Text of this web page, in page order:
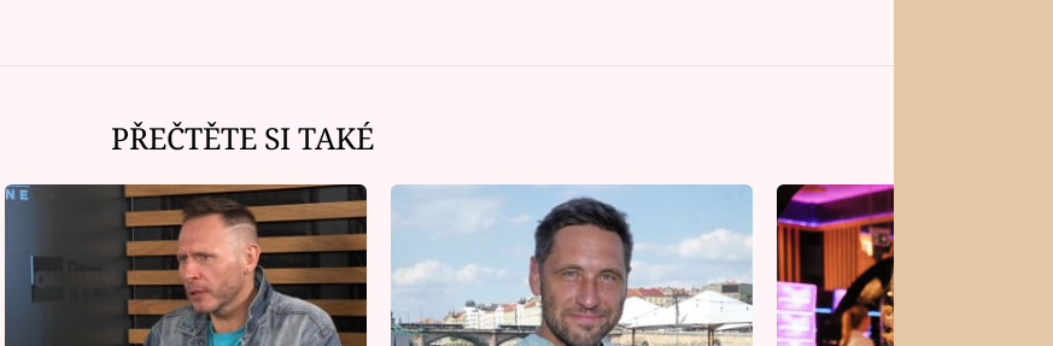
PŘEČTĚTE SI TAKÉ